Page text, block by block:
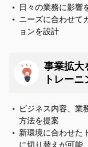
日々の業務に影響
ニーズに合わせて
ョンを設計
事業拡大
トレー
ビジネス内容、業
方法を提案
新環境に合わせた
に切り替えが可能